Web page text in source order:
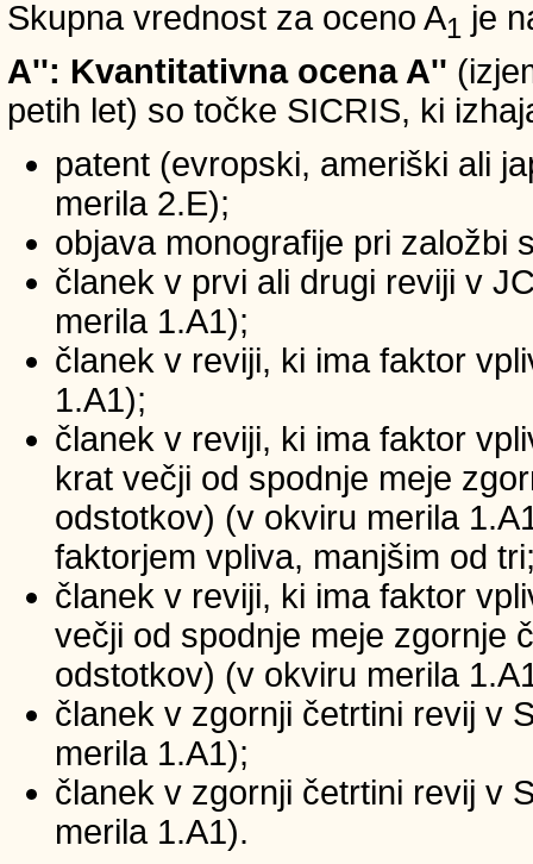
Skupna vrednost za oceno A1 je
A'': Kvantitativna ocena A''
petih let) so točke SICRIS, ki
patent (evropski, ameriški ali
merila 2.E);
objava monografije pri založbi
članek v prvi ali drugi reviji v
merila 1.A1);
članek v reviji, ki ima faktor
1.A1);
članek v reviji, ki ima faktor
krat večji od spodnje meje
odstotkov) (v okviru merila
faktorjem vpliva, manjšim od
članek v reviji, ki ima faktor
večji od spodnje meje zgornje
odstotkov) (v okviru merila
članek v zgornji četrtini revij v
merila 1.A1);
članek v zgornji četrtini revij v
merila 1.A1).